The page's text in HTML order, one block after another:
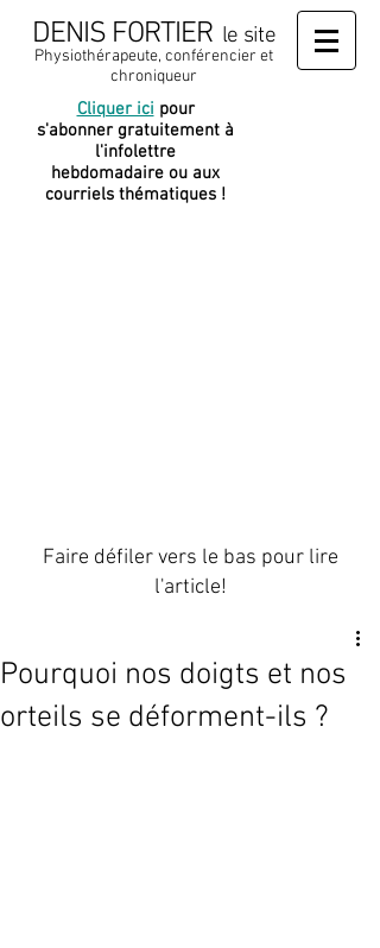
DENIS FORTIER le site
Physiothérapeute, conférencier et
chroniqueur
Cliquer ici pour
s'abonner gratuitement à
l'infolettre
hebdomadaire ou aux
courriels thématiques !
Faire défiler vers le bas pour lire
l'article!
Pourquoi nos doigts et nos
orteils se déforment-ils ?